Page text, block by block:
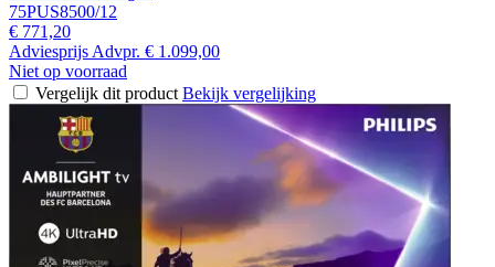
75PUS8500/12
€ 771,20
Adviesprijs Advpr. € 1.099,00
Niet op voorraad
Vergelijk dit product Bekijk vergelijking